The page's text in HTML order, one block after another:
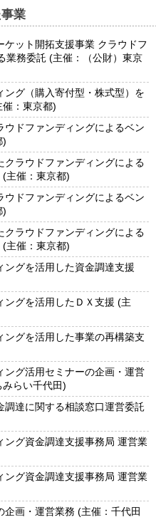
業
ット開拓支援事業 クラウドフ
業務委託 (主催：（公財）東京
グ（購入寄付型・株式型）を
：東京都)
ドファンディングによるベン
)
ラウドファンディングによる
主催：東京都)
ドファンディングによるベン
)
ラウドファンディングによる
主催：東京都)
グを活用した資金調達支援
ングを活用したＤＸ支援 (主
グを活用した事業の再構築支
グ活用セミナーの企画・運営
らい千代田)
達に関する相談窓口運営委託
ング資金調達支援事務局 運営業
ング資金調達支援事務局 運営業
画・運営業務 (主催：千代田